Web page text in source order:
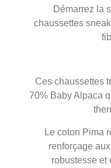
Démarrez la
chaussettes
Ces chaussettes
70% Baby Alpaca
Le coton Pima
renforçage
robustesse et